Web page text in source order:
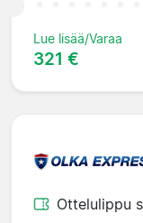
Lue lisää/Varaa
321 €
Ottelulippu